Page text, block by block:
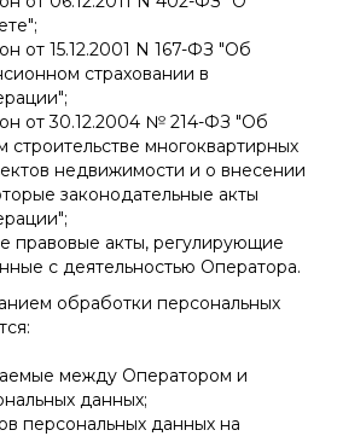
от 15.12.2001 N 167-ФЗ "Об
страховании в
от 30.12.2004 № 214-ФЗ "Об
строительстве многоквартирных
недвижимости и о внесении
законодательные акты
правовые акты, регулирующие
с деятельностью Оператора.
обработки персональных
между Оператором и
данных;
персональных данных на